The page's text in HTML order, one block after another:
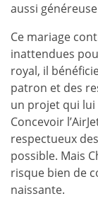
aussi
Ce mariage
inattendues
royal, il
patron et des
un projet qui
Concevoir
respectueux
possible. Mais
risque bien de
naissante.